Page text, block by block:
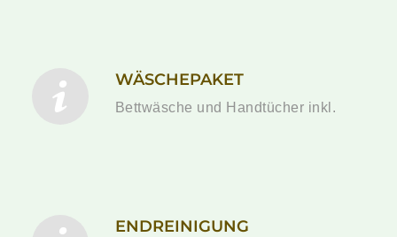
WÄSCHEPAKET
Bettwäsche und Handtücher inkl.
ENDREINIGUNG